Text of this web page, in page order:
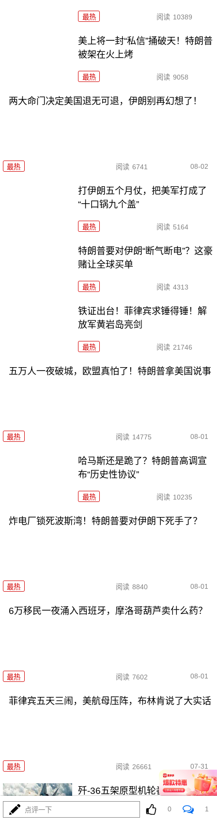
最热 阅读 10389
美上将一封“私信”捅破天！特朗普
被架在火上烤
最热 阅读 9058
两大命门决定美国退无可退，伊朗别再幻想了！
最热 阅读 6741 08-02
打伊朗五个月仗，把美军打成了
“十口锅九个盖”
最热 阅读 5164
特朗普要对伊朗“断气断电”？这豪
赌让全球买单
最热 阅读 4313
铁证出台！菲律宾求锤得锤！解
放军黄岩岛亮剑
最热 阅读 21746
五万人一夜破城，欧盟真怕了！特朗普拿美国说事
最热 阅读 14775 08-01
哈马斯还是跪了？特朗普高调宣
布“历史性协议”
最热 阅读 10235
炸电厂锁死波斯湾！特朗普要对伊朗下死手了？
最热 阅读 8840 08-01
6万移民一夜涌入西班牙，摩洛哥葫芦卖什么药？
最热 阅读 7602 08-01
菲律宾五天三闹，美航母压阵，布林肯说了大实话
最热 阅读 26661 07-31
歼-36五架原型机轮番上天，美F-
47还在PPT画鸭翼
点评一下 0 1